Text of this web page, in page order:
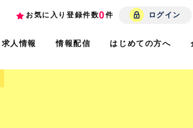
お気に入り登録件数0件 ログイン
求人情報 情報配信 はじめての方へ